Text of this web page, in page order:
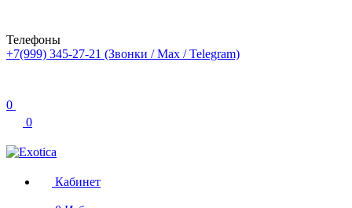
Телефоны
+7(999) 345-27-21 (Звонки / Max / Telegram)
0
0
Кабинет